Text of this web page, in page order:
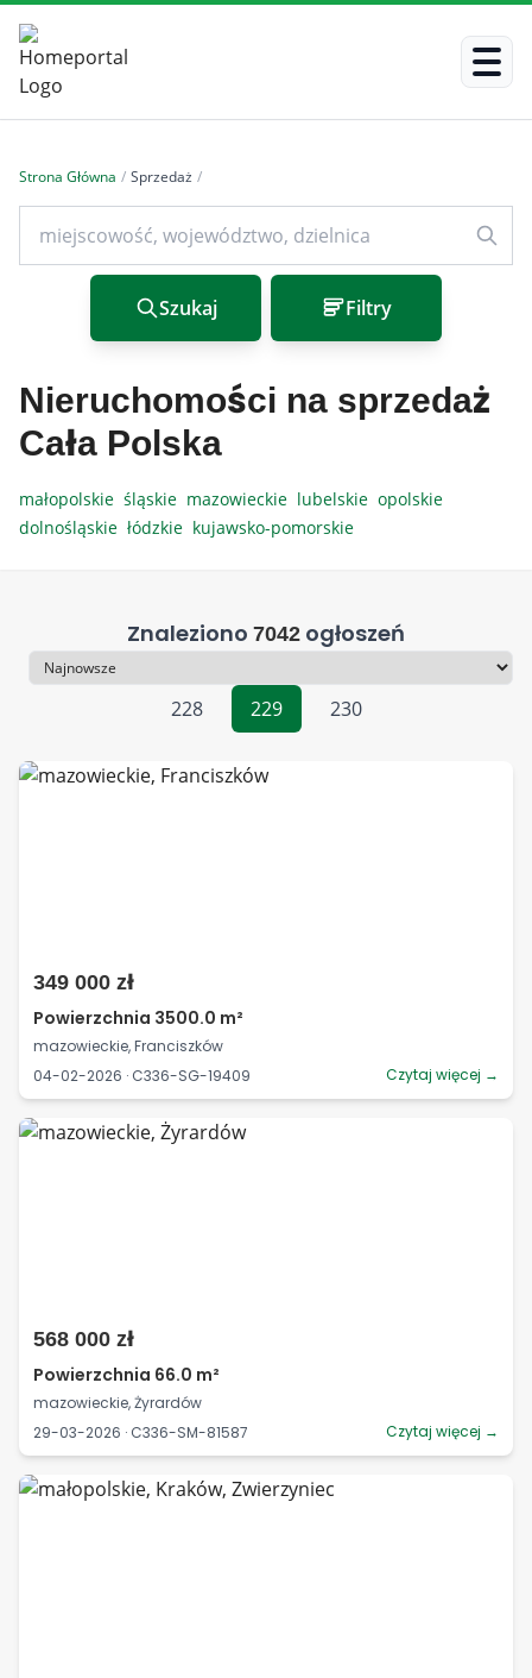
Strona Główna / Sprzedaż /
Szukaj Filtry
Nieruchomości na sprzedaż
Cała Polska
małopolskie śląskie mazowieckie lubelskie opolskie
dolnośląskie łódzkie kujawsko-pomorskie
Znaleziono 7042 ogłoszeń
Sortowanie
228
229 230
349 000 zł
Powierzchnia 3500.0 m²
mazowieckie, Franciszków
04-02-2026 · C336-SG-19409
Czytaj więcej →
568 000 zł
Powierzchnia 66.0 m²
mazowieckie, Żyrardów
29-03-2026 · C336-SM-81587
Czytaj więcej →